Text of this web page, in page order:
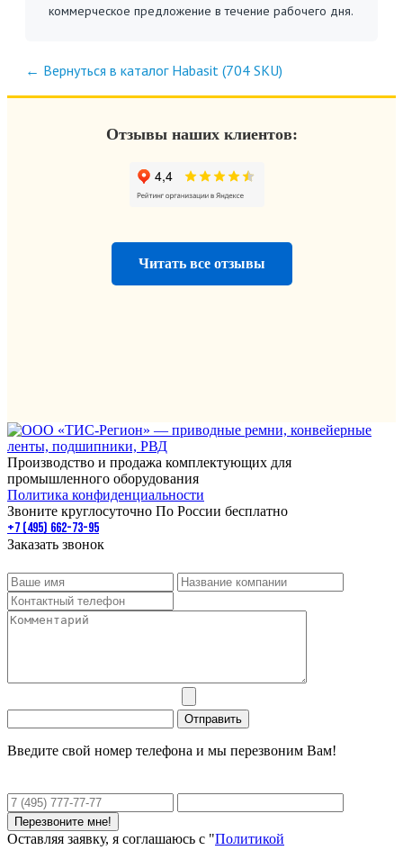
коммерческое предложение в течение рабочего дня.
← Вернуться в каталог Habasit (704 SKU)
Отзывы наших клиентов:
Читать все отзывы
Производство и продажа комплектующих для
промышленного оборудования
Политика конфиденциальности
Звоните круглосуточно По России бесплатно
+7 (495) 662-73-95
Заказать звонок
Введите свой номер телефона и мы перезвоним Вам!
Оставляя заявку, я соглашаюсь с "Политикой